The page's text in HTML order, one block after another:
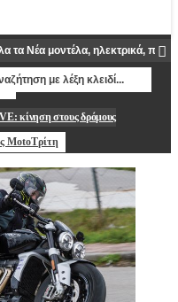
κίνηση στους δρόμους
MotoΤρίτη